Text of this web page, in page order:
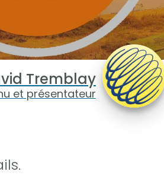
Tremblay
et présentateur